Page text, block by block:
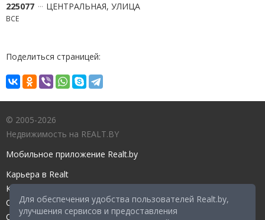
Для обеспечения удобства пользователей Realt.by,
улучшения сервисов и предоставления
225077 ЦЕНТРАЛЬНАЯ, УЛИЦА
ВСЕ
Поделиться страницей:
© 2005-2026
Недвижимость на REALT.BY
Мобильное приложение Realt.by
Карьера в Realt
Контакты редакции
Справочный центр
Служба поддержки